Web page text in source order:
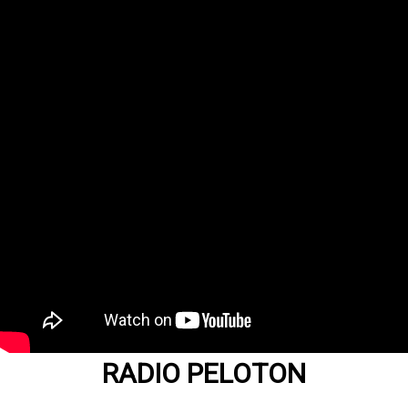
RADIO PELOTON